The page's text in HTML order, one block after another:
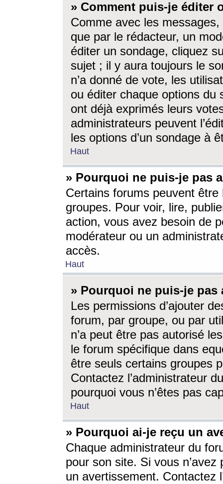
» Comment puis-je éditer
Comme avec les
que par le rédacteur, un
éditer un sondage, cliquez
sujet ; il y aura toujours le
n’a donné de vote, les
ou éditer chaque options du
ont déjà exprimés leurs
administrateurs peuvent
les options d’un sondage à
Haut
» Pourquoi ne puis-je pas
Certains forums peuvent être
groupes. Pour voir, lire,
action, vous avez besoin de
modérateur ou un
accès.
Haut
» Pourquoi ne puis-je
Les permissions d’ajouter
forum, par groupe, ou par
n’a peut être pas autorisé
le forum spécifique dans
être seuls certains groupes
Contactez l’administrateur
pourquoi vous n’êtes pas
Haut
» Pourquoi ai-je reçu un
Chaque administrateur du
pour son site. Si vous
un avertissement. Contactez